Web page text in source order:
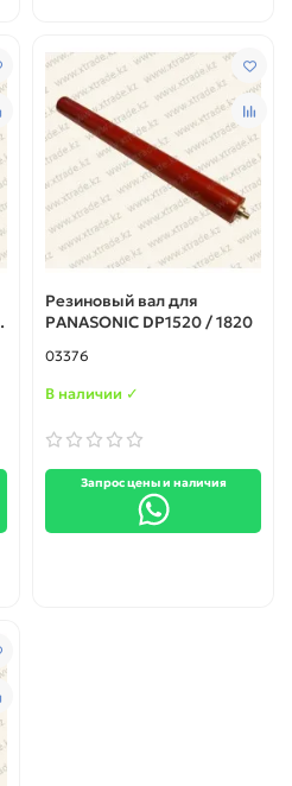
Резиновый вал для
PANASONIC DP1520 / 1820
03376
В наличии ✓
Запрос цены и наличия